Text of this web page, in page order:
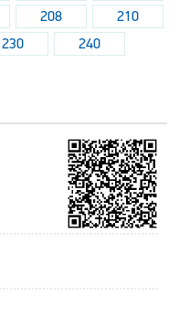
208
210
230 240